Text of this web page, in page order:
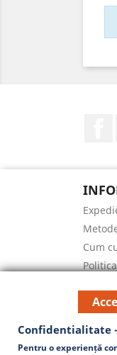
Cum
Date
Confidentialitate
Pentru o experiență